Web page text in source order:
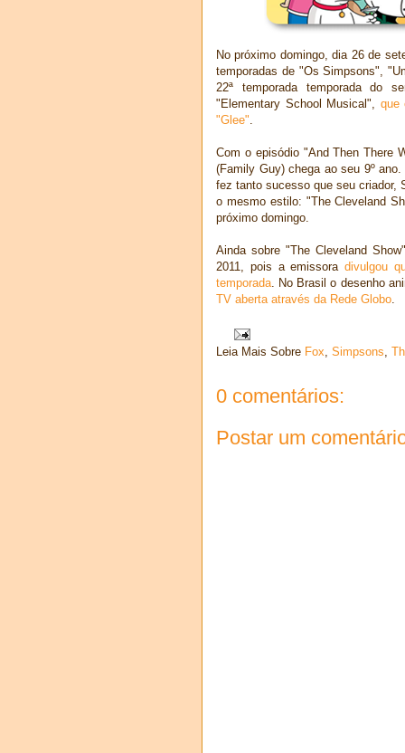
No próximo domingo, dia 26 de
temporadas de "Os Simpsons",
22ª temporada temporada do
"Elementary School Musical", que
"Glee"
Com o episódio "And Then There
(Family Guy) chega ao seu 9º
fez tanto sucesso que seu criador,
o mesmo estilo: "The Cleveland
próximo domingo.
Ainda sobre "The Cleveland
2011, pois a emissoradivulgou
temporada . No Brasil o desenho
TV aberta através da Rede Globo
Leia Mais Sobre Fox, Simpsons,
0 comentários:
Postar um